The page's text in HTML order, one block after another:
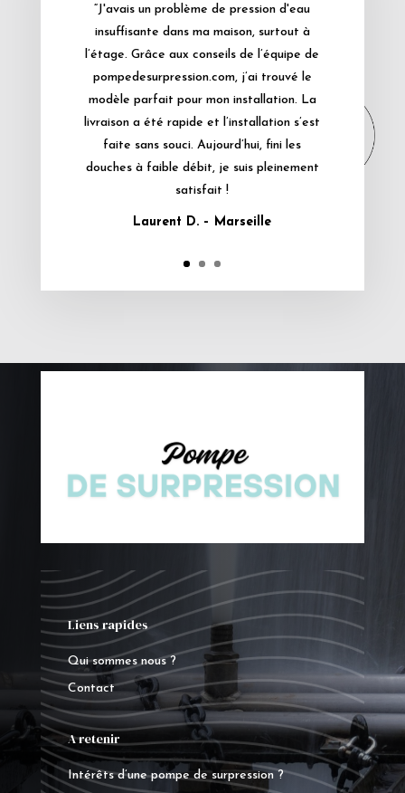
“J'avais un problème de pression d'eau
insuffisante dans ma maison, surtout à
l’étage. Grâce aux conseils de l’équipe de
pompedesurpression.com, j’ai trouvé le
modèle parfait pour mon installation. La
livraison a été rapide et l’installation s’est
faite sans souci. Aujourd’hui, fini les
douches à faible débit, je suis pleinement
satisfait !
Laurent D. – Marseille
Liens rapides
Qui sommes nous ?
Contact
A retenir
Intérêts d’une pompe de surpression ?